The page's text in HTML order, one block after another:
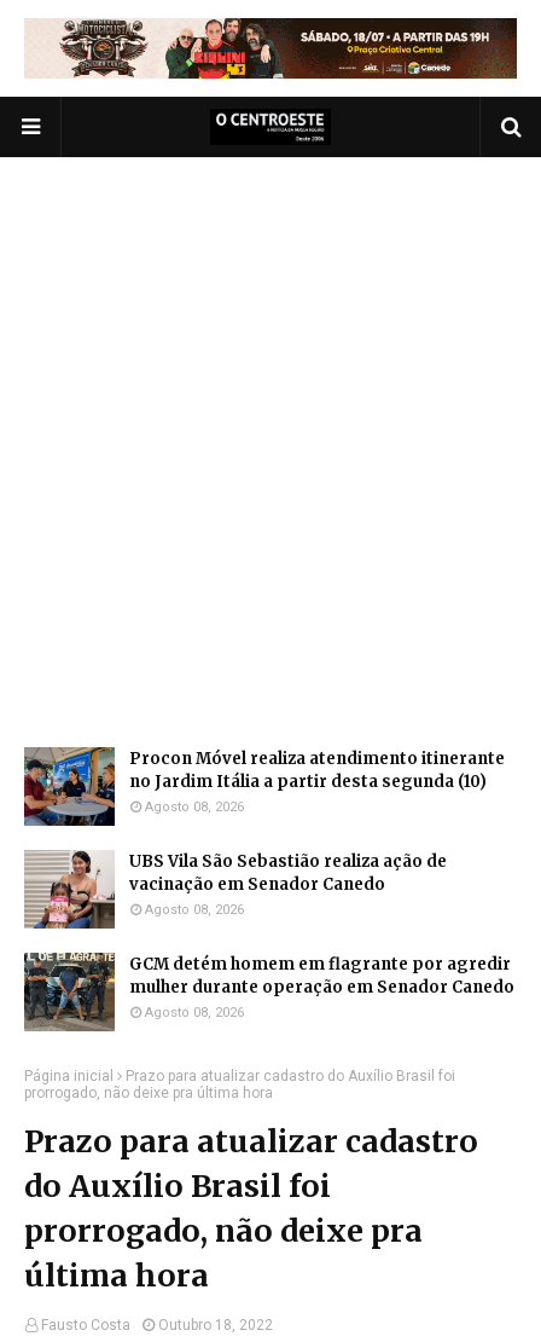
Procon Móvel realiza atendimento itinerante
no Jardim Itália a partir desta segunda (10)
Agosto 08, 2026
UBS Vila São Sebastião realiza ação de
vacinação em Senador Canedo
Agosto 08, 2026
GCM detém homem em flagrante por agredir
mulher durante operação em Senador Canedo
Agosto 08, 2026
Página inicial
Prazo para atualizar cadastro do Auxílio Brasil foi
prorrogado, não deixe pra última hora
Prazo para atualizar cadastro
do Auxílio Brasil foi
prorrogado, não deixe pra
última hora
Fausto Costa Outubro 18, 2022